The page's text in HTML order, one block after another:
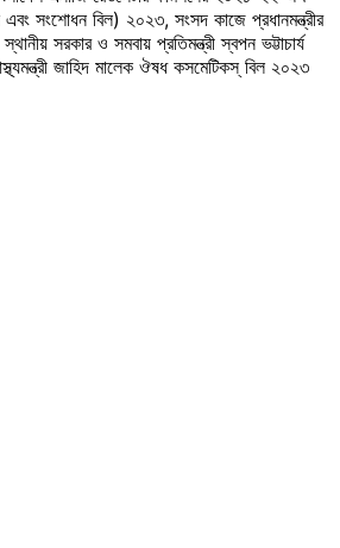
এবং সংশোধন বিল) ২০২৩, সংসদ কাজে প্রধানমন্ত্রীর
সরকার ও সমবায় প্রতিমন্ত্রী স্বপন ভট্টাচার্য
জাহিদ মালেক ঔষধ কসমেটিকস্ বিল ২০২৩